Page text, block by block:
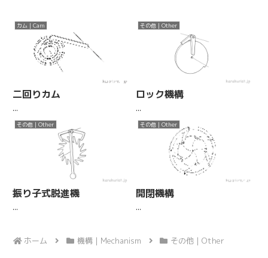
カム | Cam
二回りカム
...
その他 | Other
ロック機構
...
その他 | Other
振り子式脱進機
...
その他 | Other
開閉機構
...
ホーム 機構 | Mechanism その他 | Other